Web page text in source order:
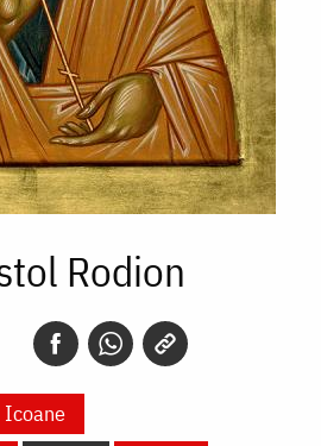
Rodion
Icoane